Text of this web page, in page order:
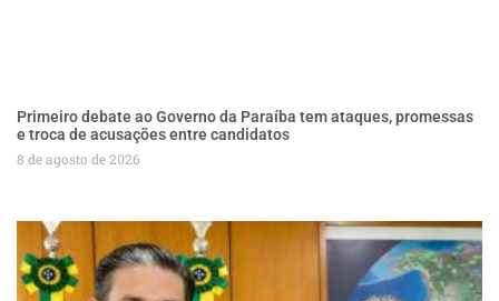
Primeiro debate ao Governo da Paraíba tem ataques, promessas
e troca de acusações entre candidatos
8 de agosto de 2026